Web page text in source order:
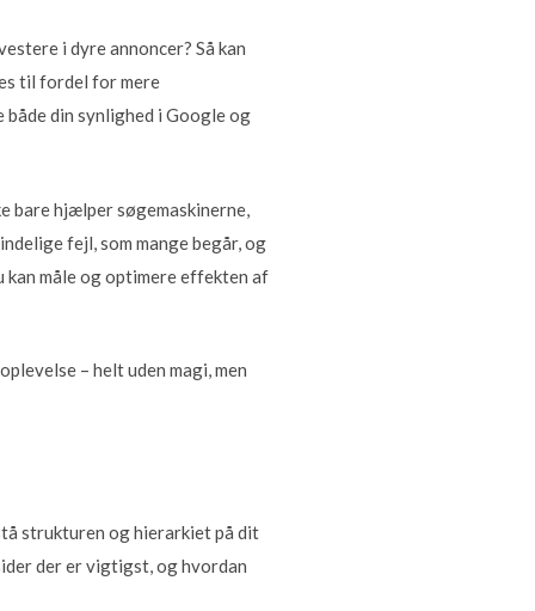
i dyre annoncer? Så kan
til fordel for mere
din synlighed i Google og
bare hjælper søgemaskinerne,
fejl, som mange begår, og
måle og optimere effekten af
– helt uden magi, men
strukturen og hierarkiet på dit
der er vigtigst, og hvordan